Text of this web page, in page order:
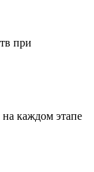
при
каждом этапе